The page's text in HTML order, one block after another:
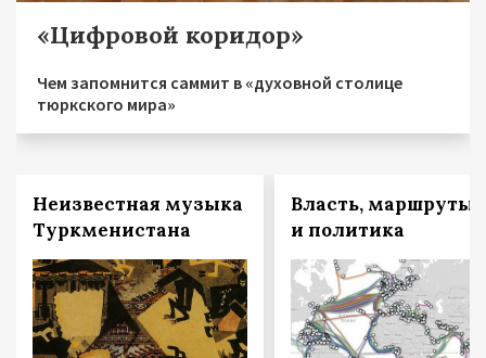
«Цифровой коридор»
Чем запомнится саммит в «духовной столице
тюркского мира»
Неизвестная музыка
Туркменистана
Власть, маршруты
и политика